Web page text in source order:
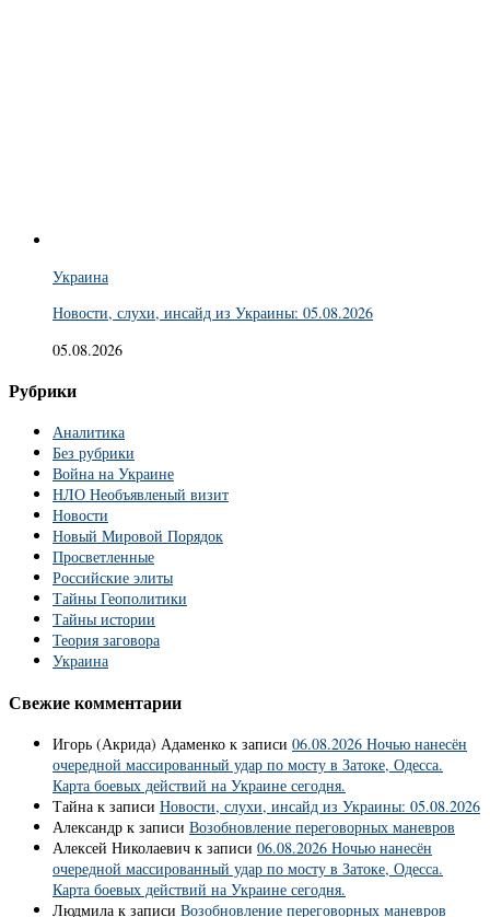
Украина
Новости, слухи, инсайд из Украины: 05.08.2026
05.08.2026
Рубрики
Аналитика
Без рубрики
Война на Украине
НЛО Необъявленый визит
Новости
Новый Мировой Порядок
Просветленные
Российские элиты
Тайны Геополитики
Тайны истории
Теория заговора
Украина
Свежие комментарии
Игорь (Акрида) Адаменко к записи 06.08.2026 Ночью нанесён
очередной массированный удар по мосту в Затоке, Одесса.
Карта боевых действий на Украине сегодня.
Тайна к записи Новости, слухи, инсайд из Украины: 05.08.2026
Александр к записи Возобновление переговорных маневров
Алексей Николаевич к записи 06.08.2026 Ночью нанесён
очередной массированный удар по мосту в Затоке, Одесса.
Карта боевых действий на Украине сегодня.
Людмила к записи Возобновление переговорных маневров